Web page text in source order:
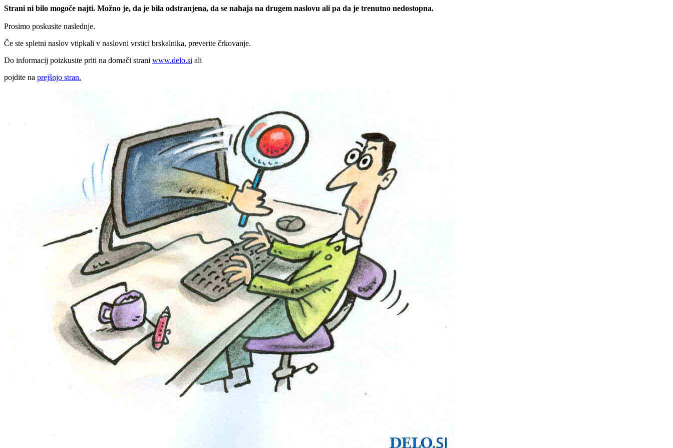
Strani ni bilo mogoče najti. Možno je, da je bila odstranjena, da se nahaja na drugem naslovu ali pa da je trenutno nedostopna.
Prosimo poskusite naslednje.
Če ste spletni naslov vtipkali v naslovni vrstici brskalnika, preverite črkovanje.
Do informacij poizkusite priti na domači strani www.delo.si ali
pojdite na prejšnjo stran.